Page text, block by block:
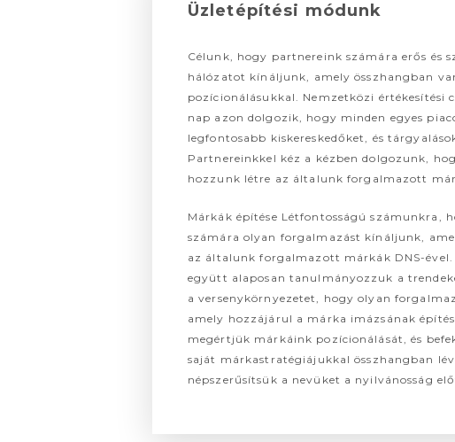
Üzletépítési módunk
Célunk, hogy partnereink számára erős és
hálózatot kínáljunk, amely összhangban
pozícionálásukkal. Nemzetközi értékesítési
nap azon dolgozik, hogy minden egyes
legfontosabb kiskereskedőket, és
Partnereinkkel kéz a kézben dolgozunk,
hozzunk létre az általunk forgalmazott
Márkák építése Létfontosságú számunkra,
számára olyan forgalmazást kínáljunk,
az általunk forgalmazott márkák DNS-
együtt alaposan tanulmányozzuk a
a versenykörnyezetet, hogy olyan
amely hozzájárul a márka imázsának
megértjük márkáink pozícionálását, és
saját márkastratégiájukkal összhangban
népszerűsítsük a nevüket a nyilvánosság